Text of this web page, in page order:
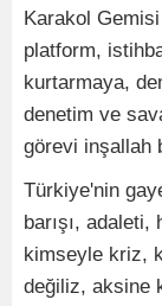
Karakol
platform,
kurtarmaya,
denetim ve
görevi inşallah
Türkiye'nin
barışı,
kimseyle kriz,
değiliz, aksine